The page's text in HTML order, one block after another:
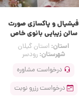
فیشیال و پاکسازی صورت
سالن زیبایی بانوی خاص
استان: استان گیلان
شهرستان: رودسر
درخواست مشاوره
درخواست رزرو نوبت